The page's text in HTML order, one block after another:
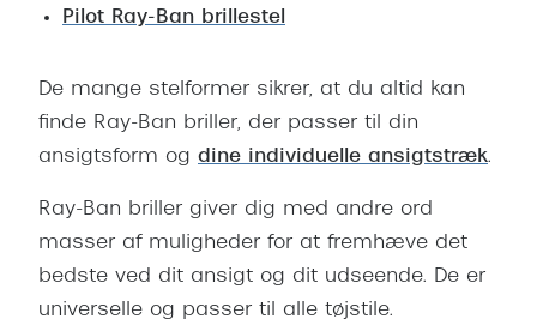
Pilot Ray-Ban brillestel
De mange stelformer sikrer, at du altid kan
finde Ray-Ban briller, der passer til din
ansigtsform og dine individuelle ansigtstræk.
Ray-Ban briller giver dig med andre ord
masser af muligheder for at fremhæve det
bedste ved dit ansigt og dit udseende. De er
universelle og passer til alle tøjstile.